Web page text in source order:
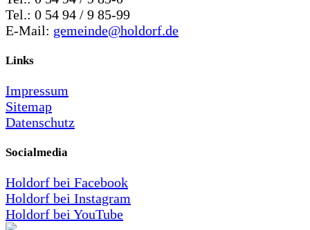
Tel.: 0 54 94 / 9 85-99
E-Mail: gemeinde@holdorf.de
Links
Impressum
Sitemap
Datenschutz
Socialmedia
Holdorf bei Facebook
Holdorf bei Instagram
Holdorf bei YouTube